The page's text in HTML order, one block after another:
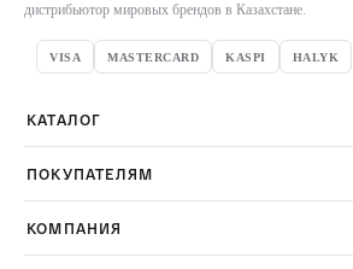
дистрибьютор мировых брендов в Казахстане.
VISA MASTERCARD KASPI HALYK
КАТАЛОГ
Уход за волосами
Техника и инструменты
ПОКУПАТЕЛЯМ
КОМПАНИЯ